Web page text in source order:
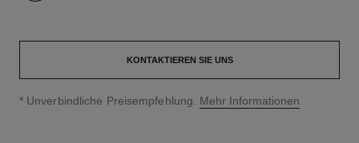
KONTAKTIEREN SIE UNS
↩
* Unverbindliche Preisempfehlung. Mehr Informationen